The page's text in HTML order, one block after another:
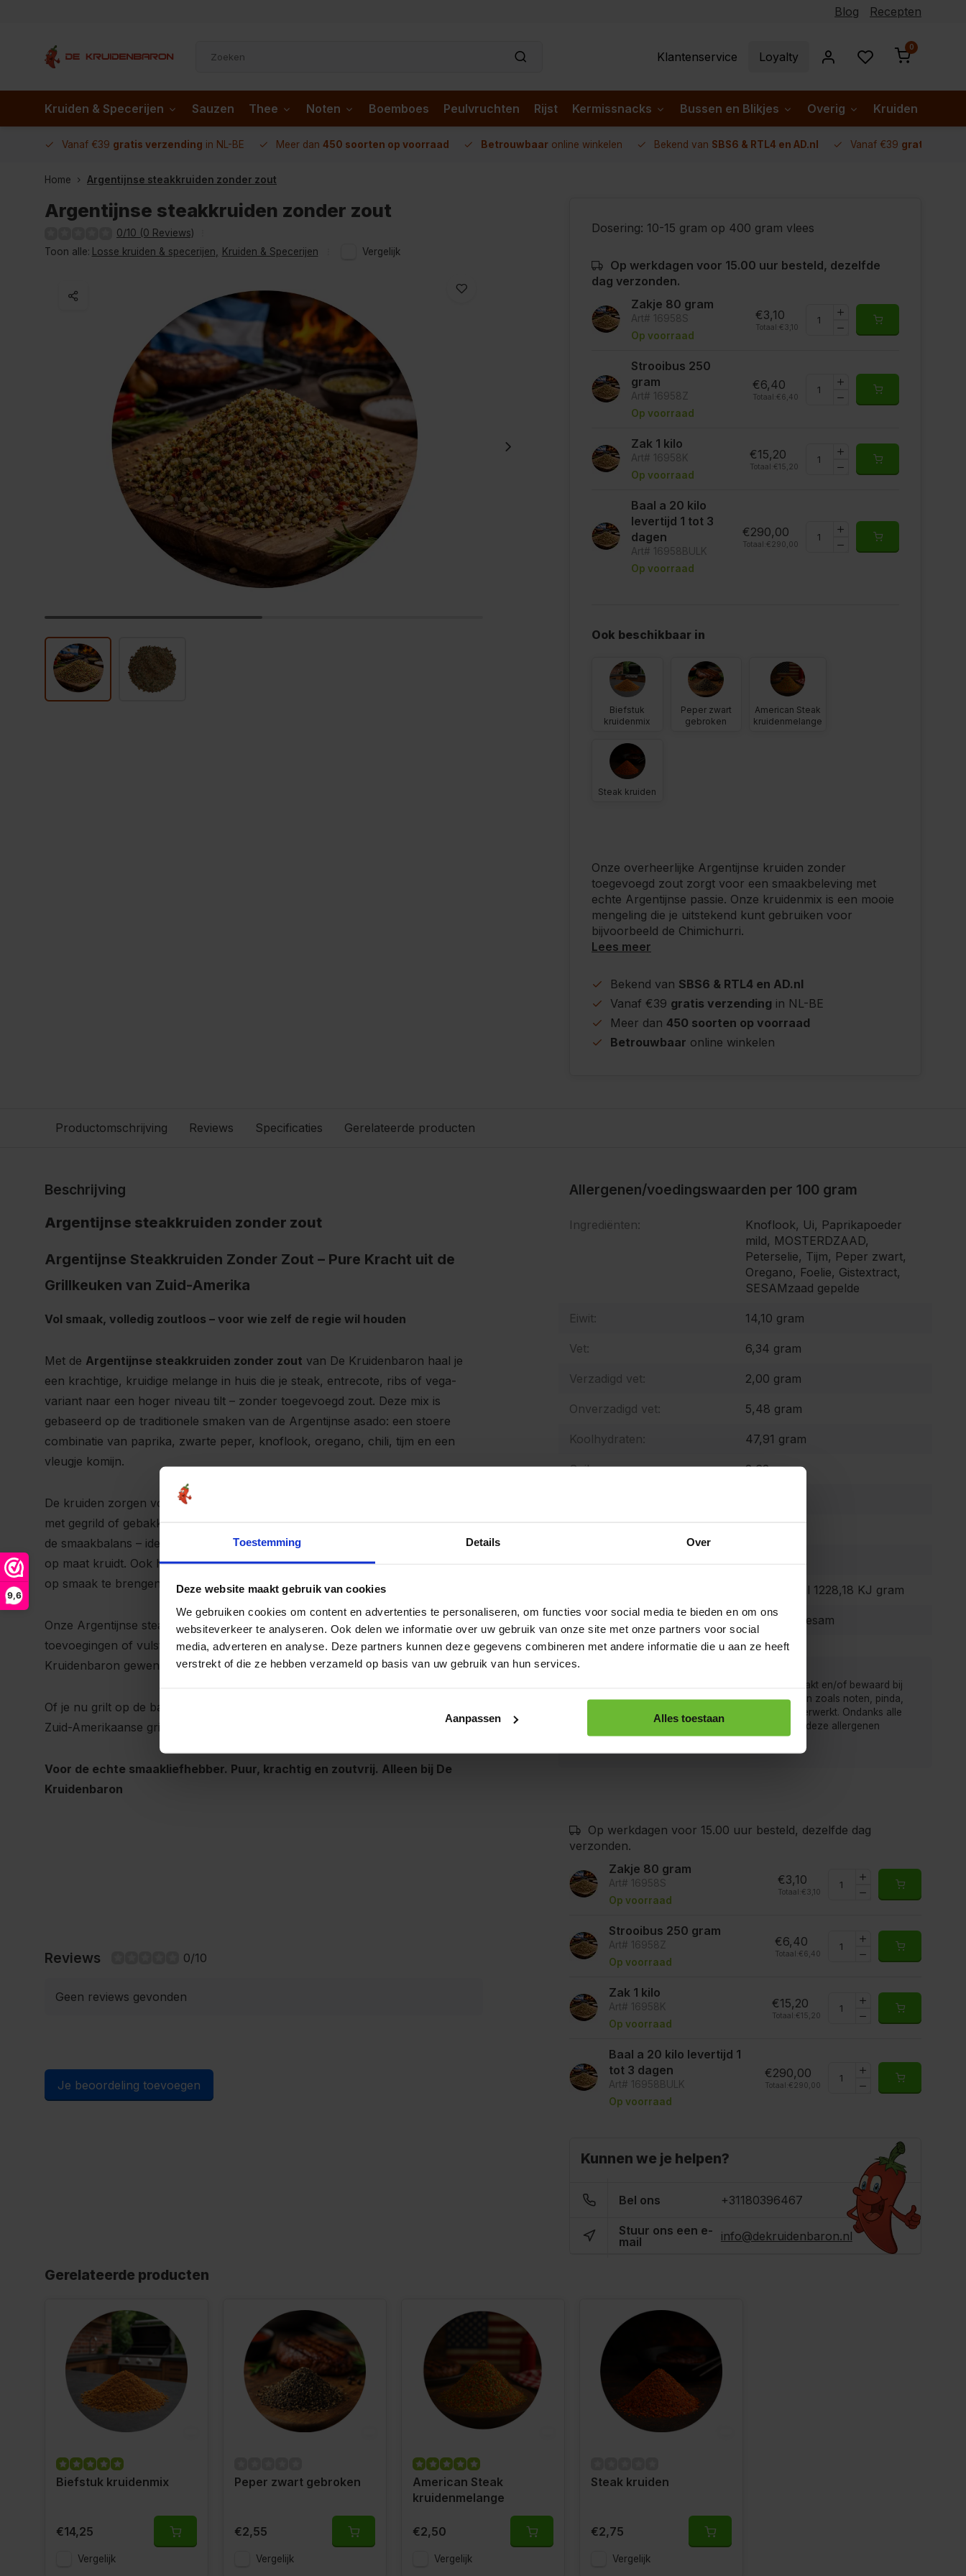
Toestemming Details Over
Deze website maakt gebruik van cookies
We gebruiken cookies om content en advertenties te personaliseren, om functies voor social media te bieden en om ons
websiteverkeer te analyseren. Ook delen we informatie over uw gebruik van onze site met onze partners voor social
media, adverteren en analyse. Deze partners kunnen deze gegevens combineren met andere informatie die u aan ze heeft
verstrekt of die ze hebben verzameld op basis van uw gebruik van hun services.
Aanpassen Alles toestaan
9,6
Blog Recepten
Klantenservice Loyalty
0
Kruiden & Specerijen Sauzen Thee Noten Boemboes Peulvruchten Rijst Kermissnacks Bussen en Blikjes Overig Kruiden per
Vanaf €39 gratis verzending in NL-BE Meer dan 450 soorten op voorraad Betrouwbaar online winkelen Bekend van SBS6 & RTL4 en AD.nl Vanaf €39 gratis
Home Argentijnse steakkruiden zonder zout
Argentijnse steakkruiden zonder zout
0/10 (0 Reviews)
Toon alle: Losse kruiden & specerijen Kruiden & Specerijen Vergelijk
Dosering: 10-15 gram op 400 gram vlees
Op werkdagen voor 15.00 uur besteld, dezelfde
dag verzonden.
Zakje 80 gram
Art# 16958S
Op voorraad
€3,10
Totaal: €3,10
Strooibus 250
gram
Art# 16958Z
Op voorraad
€6,40
Totaal: €6,40
Zak 1 kilo
Art# 16958K
Op voorraad
€15,20
Totaal: €15,20
Baal a 20 kilo
levertijd 1 tot 3
dagen
Art# 16958BULK
Op voorraad
€290,00
Totaal: €290,00
Ook beschikbaar in
Biefstuk
kruidenmix
Peper zwart
gebroken
American Steak
kruidenmelange
Steak kruiden
Onze overheerlijke Argentijnse kruiden zonder
toegevoegd zout zorgt voor een smaakbeleving met
echte Argentijnse passie. Onze kruidenmix is een mooie
mengeling die je uitstekend kunt gebruiken voor
bijvoorbeeld de Chimichurri.
Lees meer
Bekend van SBS6 & RTL4 en AD.nl
Vanaf €39 gratis verzending in NL-BE
Meer dan 450 soorten op voorraad
Betrouwbaar online winkelen
Productomschrijving Reviews Specificaties Gerelateerde producten
Beschrijving
Argentijnse steakkruiden zonder zout
Argentijnse Steakkruiden Zonder Zout – Pure Kracht uit de
Grillkeuken van Zuid-Amerika
Vol smaak, volledig zoutloos – voor wie zelf de regie wil houden
Met de Argentijnse steakkruiden zonder zout van De Kruidenbaron haal je
een krachtige, kruidige melange in huis die je steak, entrecote, ribs of vega-
variant naar een hoger niveau tilt – zonder toegevoegd zout. Deze mix is
gebaseerd op de traditionele smaken van de Argentijnse asado: een stoere
combinatie van paprika, zwarte peper, knoflook, oregano, chili, tijm en een
vleugje komijn.
De kruiden zorgen voor een robuuste, licht pittige smaak die perfect samengaat
met gegrild of gebakken vlees. Dankzij de zoutloze samenstelling bepaal jij zelf
de smaakbalans – ideaal voor wie bewust kookt of zijn gerechten graag volledig
op maat kruidt. Ook heerlijk als dry rub, marinadebasis of om boter of olie mee
op smaak te brengen.
Onze Argentijnse steakkruiden zijn 100% natuurlijk, zonder kunstmatige
toevoegingen of vulstoffen. Alleen pure, volle smaken – precies zoals je van De
Kruidenbaron gewend bent.
Of je nu grilt op de barbecue of bakt in de pan, deze mix brengt dat authentieke
Zuid-Amerikaanse grillgevoel zo bij je op het bord.
Voor de echte smaakliefhebber. Puur, krachtig en zoutvrij. Alleen bij De
Kruidenbaron
Reviews 0/10
Geen reviews gevonden
Je beoordeling toevoegen
Allergenen/voedingswaarden per 100 gram
Ingrediënten:
Knoflook, Ui, Paprikapoeder
mild, MOSTERDZAAD,
Peterselie, Tijm, Peper zwart,
Oregano, Foelie, Gistextract,
SESAMzaad gepelde
Eiwit: 14,10 gram
Vet: 6,34 gram
Verzadigd vet: 2,00 gram
Onverzadigd vet: 5,48 gram
Koolhydraten: 47,91 gram
Suikers: 2,62 gram
293,54 Kcal 1228,18 KJ gram
Allergenen: Mosterd, Sesam
De producten van de Kruidenbaron worden verpakt en/of bewaard bij
bedrijven waar men ook producten met allergenen zoals noten, pinda,
mosterd, selderij, gluten, sesam, soja en sulfiet verwerkt. Ondanks alle
goede voorzorgen is het mogelijk dat producten deze allergenen
kunnen bevatten.
Op werkdagen voor 15.00 uur besteld, dezelfde dag
verzonden.
Zakje 80 gram
Art# 16958S
Op voorraad
€3,10
Totaal: €3,10
Strooibus 250 gram
Art# 16958Z
Op voorraad
€6,40
Totaal: €6,40
Zak 1 kilo
Art# 16958K
Op voorraad
€15,20
Totaal: €15,20
Baal a 20 kilo levertijd 1
tot 3 dagen
Art# 16958BULK
Op voorraad
€290,00
Totaal: €290,00
Kunnen we je helpen?
Bel ons +31180396467
Stuur ons een e-
mail
info@dekruidenbaron.nl
Gerelateerde producten
Biefstuk kruidenmix
€14,25
Vergelijk
Peper zwart gebroken
€2,55
Vergelijk
American Steak
kruidenmelange
€2,50
Vergelijk
Steak kruiden
€2,75
Vergelijk